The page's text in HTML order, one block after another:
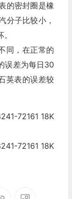
的密封圈是橡
分子比较小，
同，在正常的
误差为每日30
英表的误差较